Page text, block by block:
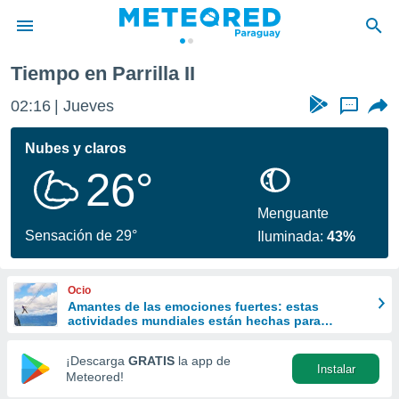
de
ha
calidad.
a este
las
y
forma
digital
basada
Tiempo en Parrilla II
02:16 Jueves ...
Nubes y claros
26°
Sensación de 29°
Menguante
Iluminada:43%
Ocio
Amantes de las emociones fuertes: estas
actividades mundiales están hechas para
¡Descarga GRATIS la app de
Meteored!
Instalar